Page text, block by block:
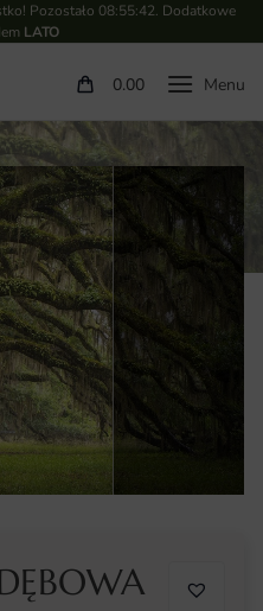
Pozostało 08:55:41. Dodatkowe
LATO
0.00